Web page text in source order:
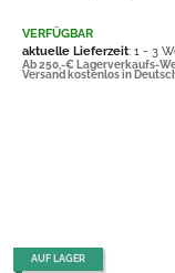
VERFÜGBAR
aktuelle Lieferzeit: 1 - 3
Ab 250,-€ Lagerverkaufs-
Versand kostenlos in
AUF LAGER